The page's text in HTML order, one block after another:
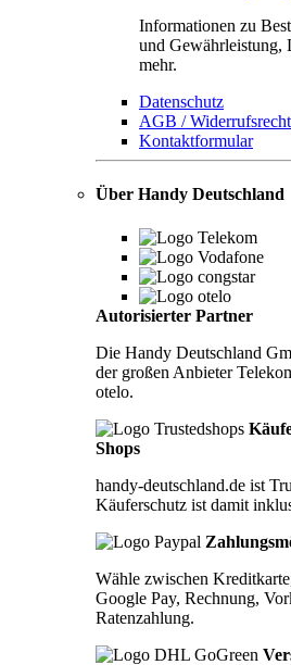
Informationen zu
und Gewährleistung,
mehr.
Datenschutz
AGB / Widerrufsrecht
Kontaktformular
Über Handy Deutschland
Autorisierter Partner
Die Handy Deutschland
der großen Anbieter
otelo.
Shops
handy-deutschland.de ist
Käuferschutz ist damit
Wähle zwischen
Google Pay, Rechnung,
Ratenzahlung.